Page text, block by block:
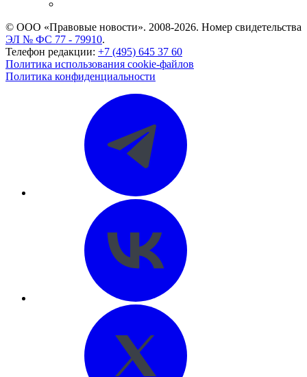
© ООО «Правовые новости». 2008-2026. Номер свидетельства
ЭЛ № ФС 77 - 79910.
Телефон редакции: +7 (495) 645 37 60
Политика использования cookie-файлов
Политика конфиденциальности